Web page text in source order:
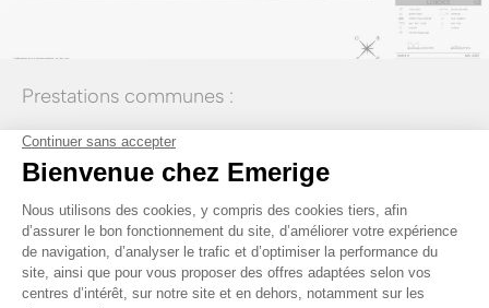
Prestations communes :
2,50 m de hauteur sous plafond dans les appartements
Espaces extérieurs pour tous les logements, dont des
jardins privatifs en rez-de-chaussée
Menuiseries mixtes bois et aluminium
Parquet contrecollé ou massif dans les pièces sèches